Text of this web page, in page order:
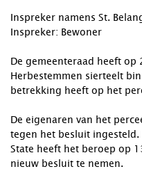
Inspreker namens St.
Inspreker: Bewoner
De gemeenteraad heeft
Herbestemmen sierteelt
betrekking heeft op het
De eigenaren van het
tegen het besluit ingesteld.
State heeft het beroep op
nieuw besluit te nemen.